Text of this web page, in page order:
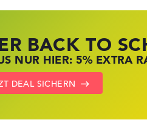
BACK TO
NUR HIER: 5% EXTRA
DEAL SICHERN
SSV
ZUGREIFEN:
HP ANGEBOTEN
LAPTOP
BEI LENOVO
DEALS ZEIGEN